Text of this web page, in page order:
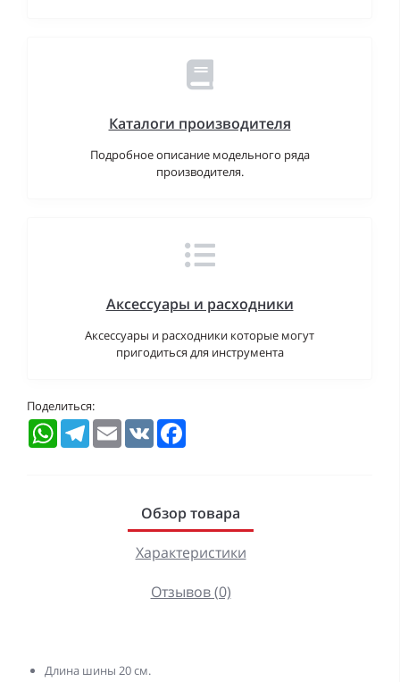
Каталоги производителя
Подробное описание модельного ряда
производителя.
Аксессуары и расходники
Аксессуары и расходники которые могут
пригодиться для инструмента
Поделиться:
WhatsAppTelegramEmail VK
Обзор товара
Характеристики
Отзывов (0)
Длина шины 20 см.